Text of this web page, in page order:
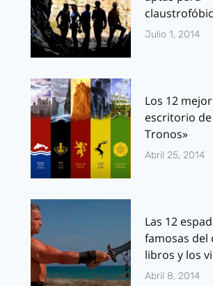
Julio 1, 2014
Los 12
escritorio de
Tronos»
Abril 25, 2014
Las 12
famosas del
libros y los
Abril 8, 2014